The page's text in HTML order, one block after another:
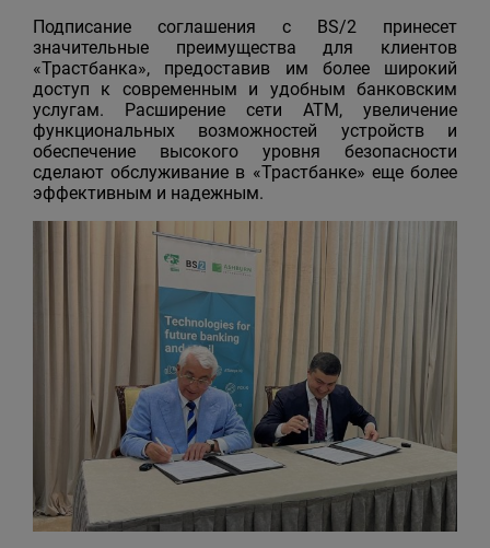
Подписание соглашения с BS/2 принесет
значительные преимущества для клиентов
«Трастбанка», предоставив им более широкий
доступ к современным и удобным банковским
услугам. Расширение сети АТМ, увеличение
функциональных возможностей устройств и
обеспечение высокого уровня безопасности
сделают обслуживание в «Трастбанке» еще более
эффективным и надежным.